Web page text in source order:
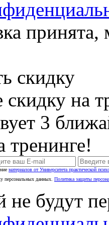
скидку
на
3
тренинге!
материалов от Университета практической
персональных данных. Политика защиты
не будут